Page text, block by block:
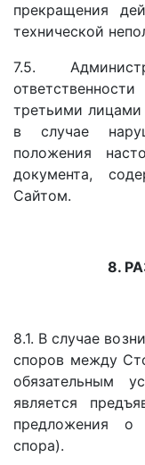
прекращения
технической
7.5.
третьими лицами
в случае
положения
документа,
Сайтом.
8.
8.1. В случае
споров между
обязательным
является
предложения о
спора).